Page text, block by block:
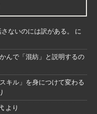
ないのには訳がある。
に
んで「混紡」と説明するの
キル」を身につけて変わる
より